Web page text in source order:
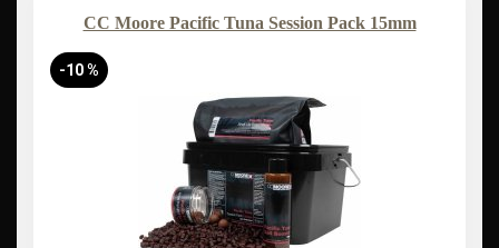
CC Moore Pacific Tuna Session Pack 15mm
-10 %